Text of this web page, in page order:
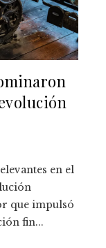
en el
que impulsó
fin...